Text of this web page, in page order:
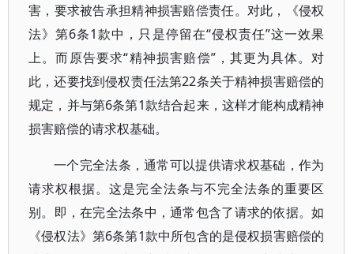
害，要求被告承担精神损害赔偿责任。对此，《侵权
法》第6条1款中，只是停留在“侵权责任”这一效果
上。而原告要求“精神损害赔偿”，其更为具体。对
此，还要找到侵权责任法第22条关于精神损害赔偿的
规定，并与第6条第1款结合起来，这样才能构成精神
损害赔偿的请求权基础。
一个完全法条，通常可以提供请求权基础，作为
请求权根据。这是完全法条与不完全法条的重要区
别。即，在完全法条中，通常包含了请求的依据。如
《侵权法》第6条第1款中所包含的是侵权损害赔偿的